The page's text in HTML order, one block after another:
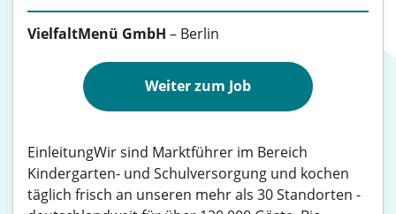
VielfaltMenü GmbH – Berlin
Weiter zum Job
EinleitungWir sind Marktführer im Bereich
Kindergarten- und Schulversorgung und kochen
täglich frisch an unseren mehr als 30 Standorten -